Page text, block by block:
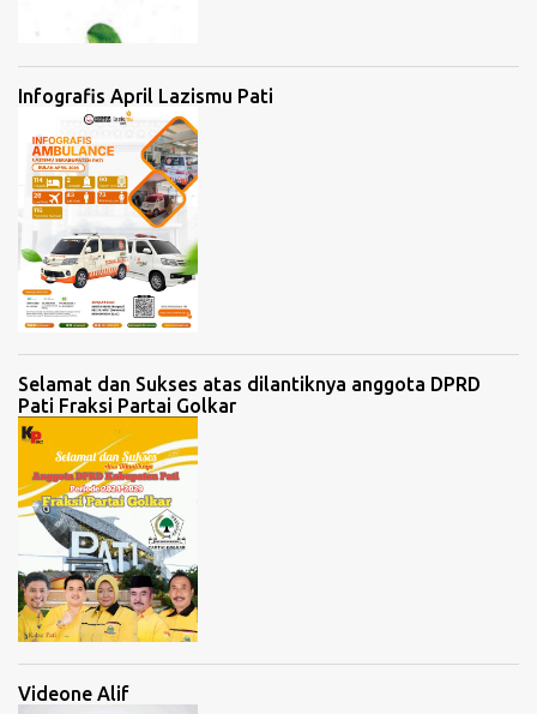
Infografis April Lazismu Pati
Selamat dan Sukses atas dilantiknya anggota DPRD
Pati Fraksi Partai Golkar
Videone Alif